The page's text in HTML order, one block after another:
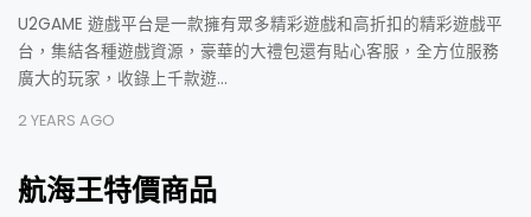
U2GAME 遊戲平台是一款擁有眾多精彩遊戲和高折扣的精彩遊戲平
台，集結各種遊戲資源，豪華的大禮包還有貼心客服，全方位服務
廣大的玩家，收錄上千款遊…
2 YEARS AGO
航海王特價商品